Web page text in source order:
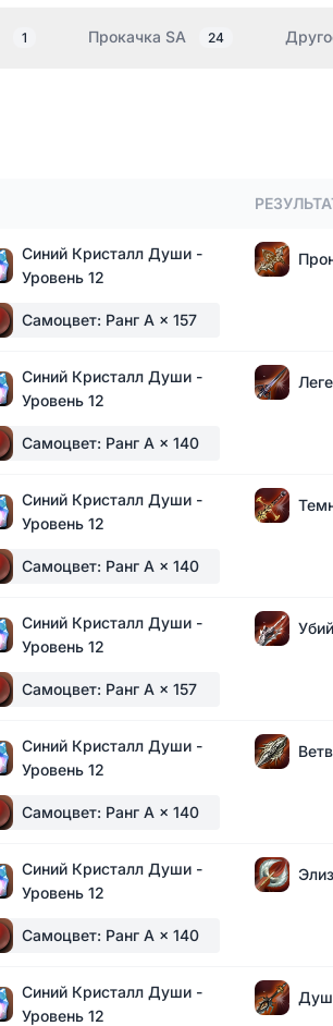
1 Прокачка SA 24
Синий Кристалл Души -
Уровень 12
Самоцвет: Ранг A × 157
Синий Кристалл Души -
Уровень 12
Самоцвет: Ранг A × 140
Синий Кристалл Души -
Уровень 12
Самоцвет: Ранг A × 140
Синий Кристалл Души -
Уровень 12
Самоцвет: Ранг A × 157
Синий Кристалл Души -
Уровень 12
Самоцвет: Ранг A × 140
Синий Кристалл Души -
Уровень 12
Самоцвет: Ранг A × 140
Синий Кристалл Души -
Уровень 12